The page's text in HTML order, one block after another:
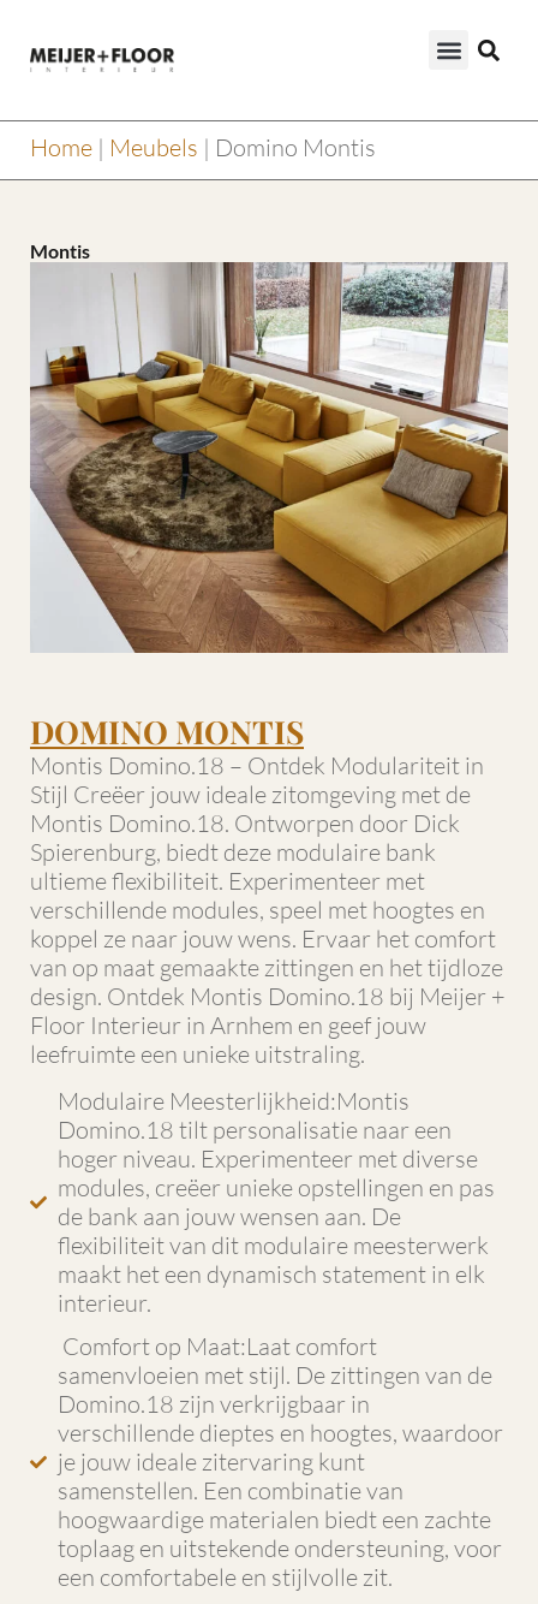
Home | Meubels | Domino Montis
Montis
DOMINO MONTIS
Montis Domino.18 – Ontdek Modulariteit in
Stijl Creëer jouw ideale zitomgeving met de
Montis Domino.18. Ontworpen door Dick
Spierenburg, biedt deze modulaire bank
ultieme flexibiliteit. Experimenteer met
verschillende modules, speel met hoogtes en
koppel ze naar jouw wens. Ervaar het comfort
van op maat gemaakte zittingen en het tijdloze
design. Ontdek Montis Domino.18 bij Meijer +
Floor Interieur in Arnhem en geef jouw
leefruimte een unieke uitstraling.
Modulaire Meesterlijkheid:Montis
Domino.18 tilt personalisatie naar een
hoger niveau. Experimenteer met diverse
modules, creëer unieke opstellingen en pas
de bank aan jouw wensen aan. De
flexibiliteit van dit modulaire meesterwerk
maakt het een dynamisch statement in elk
interieur.
Comfort op Maat:Laat comfort
samenvloeien met stijl. De zittingen van de
Domino.18 zijn verkrijgbaar in
verschillende dieptes en hoogtes, waardoor
je jouw ideale zitervaring kunt
samenstellen. Een combinatie van
hoogwaardige materialen biedt een zachte
toplaag en uitstekende ondersteuning, voor
een comfortabele en stijlvolle zit.